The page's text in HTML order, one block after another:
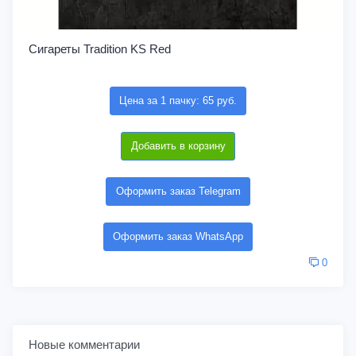
Сигареты Tradition KS Red
Цена за 1 пачку: 65 руб.
Добавить в корзину
Оформить заказ Telegram
Оформить заказ WhatsApp
0
Новые комментарии